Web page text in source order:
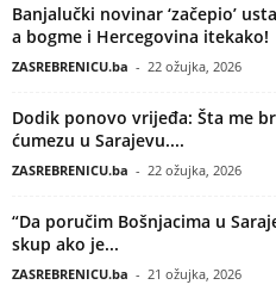
Banjalučki novinar ‘začepio’
a bogme i Hercegovina itekako!
ZASREBRENICU.ba - 22 ožujka, 2026
Dodik ponovo vrijeđa: Šta me
ćumezu u Sarajevu....
ZASREBRENICU.ba - 22 ožujka, 2026
“Da poručim Bošnjacima u
skup ako je...
ZASREBRENICU.ba - 21 ožujka, 2026